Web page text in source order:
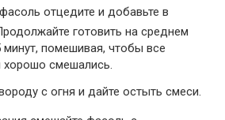
отцедите и добавьте в
готовить на среднем
минут, помешивая, чтобы все
хорошо смешались.
с огня и дайте остыть смеси.